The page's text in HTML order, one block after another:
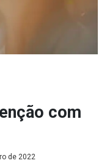
com
de 2022